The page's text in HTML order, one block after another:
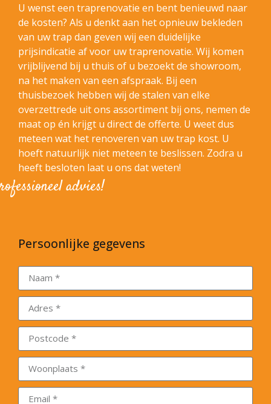
U wenst een traprenovatie en bent benieuwd naar
de kosten? Als u denkt aan het opnieuw bekleden
van uw trap dan geven wij een duidelijke
prijsindicatie af voor uw traprenovatie. Wij komen
vrijblijvend bij u thuis of u bezoekt de showroom,
na het maken van een afspraak. Bij een
thuisbezoek hebben wij de stalen van elke
overzettrede uit ons assortiment bij ons, nemen de
maat op én krijgt u direct de offerte. U weet dus
meteen wat het renoveren van uw trap kost. U
hoeft natuurlijk niet meteen te beslissen. Zodra u
heeft besloten laat u ons dat weten!
advies!
Persoonlijke gegevens